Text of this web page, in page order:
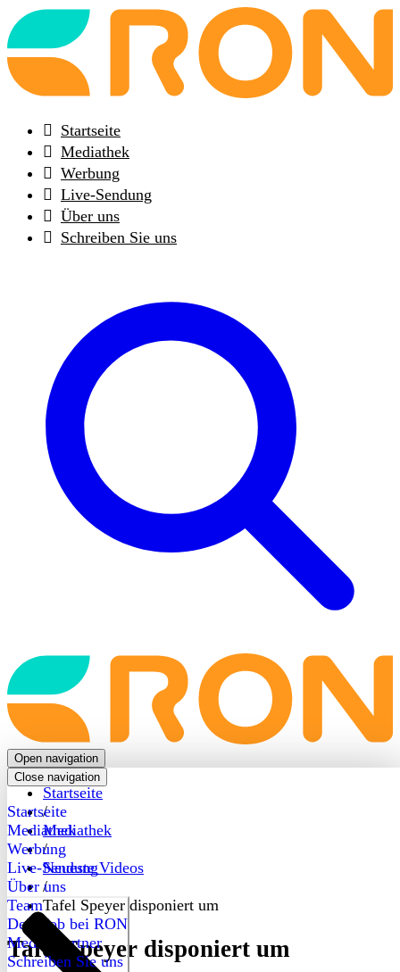
Back
to
frontpage
Startseite
Mediathek
Werbung
Live-Sendung
Über uns
Schreiben Sie uns
Back
to
frontpage
Open navigation
Close navigation
Startseite
Mediathek
Werbung
Live-Sendung
Über uns
Team
Dein Job bei RON
Medienpartner
Schreiben Sie uns
Startseite
/
Mediathek
/
Neueste Videos
/
Tafel Speyer disponiert um
Tafel Speyer disponiert um